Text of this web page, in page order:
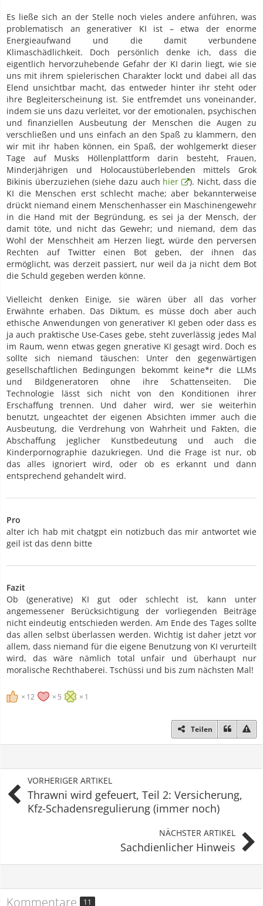
Es ließe sich an der Stelle noch vieles andere anführen, was
problematisch an generativer KI ist – etwa der enorme
Energieaufwand und die damit verbundene
Klimaschädlichkeit. Doch persönlich denke ich, dass die
eigentlich hervorzuhebende Gefahr der KI darin liegt, wie sie
uns mit ihrem spielerischen Charakter lockt und dabei all das
Elend unsichtbar macht, das entweder hinter ihr steht oder
ihre Begleiterscheinung ist. Sie entfremdet uns voneinander,
indem sie uns dazu verleitet, vor der emotionalen, psychischen
und finanziellen Ausbeutung der Menschen die Augen zu
verschließen und uns einfach an den Spaß zu klammern, den
wir mit ihr haben können, ein Spaß, der wohlgemerkt dieser
Tage auf Musks Höllenplattform darin besteht, Frauen,
Minderjährigen und Holocaustüberlebenden mittels Grok
Bikinis überzuziehen (siehe dazu auch hier
). Nicht, dass die
KI die Menschen erst schlecht mache; aber bekannterweise
drückt niemand einem Menschenhasser ein Maschinengewehr
in die Hand mit der Begründung, es sei ja der Mensch, der
damit töte, und nicht das Gewehr; und niemand, dem das
Wohl der Menschheit am Herzen liegt, würde den perversen
Rechten auf Twitter einen Bot geben, der ihnen das
ermöglicht, was derzeit passiert, nur weil da ja nicht dem Bot
die Schuld gegeben werden könne.
Vielleicht denken Einige, sie wären über all das vorher
Erwähnte erhaben. Das Diktum, es müsse doch aber auch
ethische Anwendungen von generativer KI geben oder dass es
ja auch praktische Use-Cases gebe, steht zuverlässig jedes Mal
im Raum, wenn etwas gegen gnerative KI gesagt wird. Doch es
sollte sich niemand täuschen: Unter den gegenwärtigen
gesellschaftlichen Bedingungen bekommt keine*r die LLMs
und Bildgeneratoren ohne ihre Schattenseiten. Die
Technologie lässt sich nicht von den Konditionen ihrer
Erschaffung trennen. Und daher wird, wer sie weiterhin
benutzt, ungeachtet der eigenen Absichten immer auch die
Ausbeutung, die Verdrehung von Wahrheit und Fakten, die
Abschaffung jeglicher Kunstbedeutung und auch die
Kinderpornographie dazukriegen. Und die Frage ist nur, ob
das alles ignoriert wird, oder ob es erkannt und dann
entsprechend gehandelt wird.
Pro
alter ich hab mit chatgpt ein notizbuch das mir antwortet wie
geil ist das denn bitte
Fazit
Ob (generative) KI gut oder schlecht ist, kann unter
angemessener Berücksichtigung der vorliegenden Beiträge
nicht eindeutig entschieden werden. Am Ende des Tages sollte
das allen selbst überlassen werden. Wichtig ist daher jetzt vor
allem, dass niemand für die eigene Benutzung von KI verurteilt
wird, das wäre nämlich total unfair und überhaupt nur
moralische Rechthaberei. Tschüssi und bis zum nächsten Mal!
12 5 1
Teilen
VORHERIGER ARTIKEL
Thrawni wird gefeuert, Teil 2: Versicherung,
Kfz-Schadensregulierung (immer noch)
NÄCHSTER ARTIKEL
Sachdienlicher Hinweis
Kommentare 11